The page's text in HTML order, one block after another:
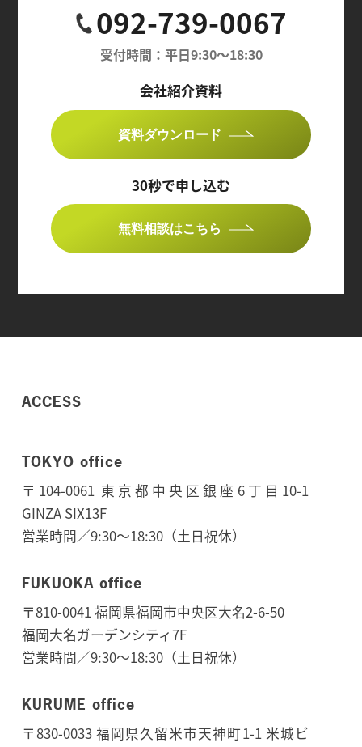
092-739-0067
受付時間：平日9:30〜18:30
会社紹介資料
資料ダウンロード
30秒で申し込む
無料相談はこちら
ACCESS
TOKYO office
〒104-0061 東京都中央区銀座6丁目10-1
GINZA SIX13F
営業時間／9:30～18:30（土日祝休）
FUKUOKA office
〒810-0041 福岡県福岡市中央区大名2-6-50
福岡大名ガーデンシティ7F
営業時間／9:30～18:30（土日祝休）
KURUME office
〒830-0033 福岡県久留米市天神町1-1 米城ビ